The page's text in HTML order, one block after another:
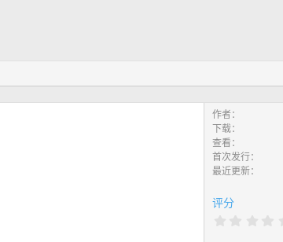
作者
下载
查看
首次发行
最近更新
评分